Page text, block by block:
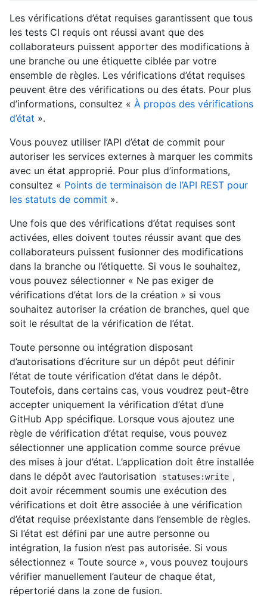
Les vérifications d’état requises garantissent que tous
les tests CI requis ont réussi avant que des
collaborateurs puissent apporter des modifications à
une branche ou une étiquette ciblée par votre
ensemble de règles. Les vérifications d’état requises
peuvent être des vérifications ou des états. Pour plus
d’informations, consultez « À propos des vérifications
d’état ».
Vous pouvez utiliser l’API d’état de commit pour
autoriser les services externes à marquer les commits
avec un état approprié. Pour plus d’informations,
consultez « Points de terminaison de l’API REST pour
les statuts de commit ».
Une fois que des vérifications d’état requises sont
activées, elles doivent toutes réussir avant que des
collaborateurs puissent fusionner des modifications
dans la branche ou l’étiquette. Si vous le souhaitez,
vous pouvez sélectionner « Ne pas exiger de
vérifications d’état lors de la création » si vous
souhaitez autoriser la création de branches, quel que
soit le résultat de la vérification de l’état.
Toute personne ou intégration disposant
d’autorisations d’écriture sur un dépôt peut définir
l’état de toute vérification d’état dans le dépôt.
Toutefois, dans certains cas, vous voudrez peut-être
accepter uniquement la vérification d’état d’une
GitHub App spécifique. Lorsque vous ajoutez une
règle de vérification d’état requise, vous pouvez
sélectionner une application comme source prévue
des mises à jour d’état. L’application doit être installée
dans le dépôt avec l’autorisation
statuses:write ,
doit avoir récemment soumis une exécution des
vérifications et doit être associée à une vérification
d’état requise préexistante dans l’ensemble de règles.
Si l’état est défini par une autre personne ou
intégration, la fusion n’est pas autorisée. Si vous
sélectionnez « Toute source », vous pouvez toujours
vérifier manuellement l’auteur de chaque état,
répertorié dans la zone de fusion.